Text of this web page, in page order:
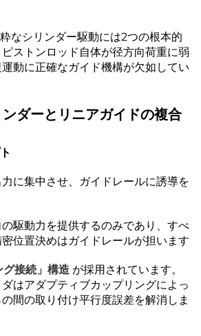
なシリンダー駆動には2つの根本的
ストンロッド自体が径方向荷重に弱
動に正確なガイド機構が欠如してい
ダーとリニアガイドの複合
力に集中させ、ガイドレールに誘導を
駆動力を提供するのみであり、すべ
位置決めはガイドレールが担います
グ接続」構造 が採用されています。
はアダプティブカップリングによっ
間の取り付け平行度誤差を解消しま